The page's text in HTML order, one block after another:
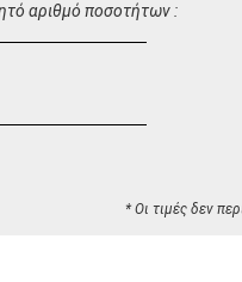
αριθμό ποσοτήτων :
* Οι τιμές δεν